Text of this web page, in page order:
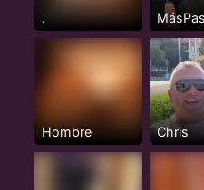
.
Hombre Chris